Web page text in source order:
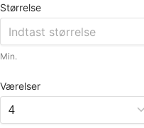
Størrelse
Min.
Værelser